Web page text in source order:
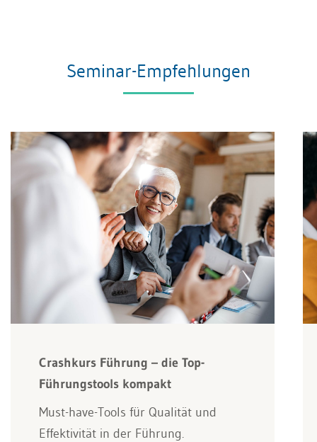
Seminar-Empfehlungen
Crashkurs Führung – die Top-
Führungstools kompakt
Must-have-Tools für Qualität und
Effektivität in der Führung.